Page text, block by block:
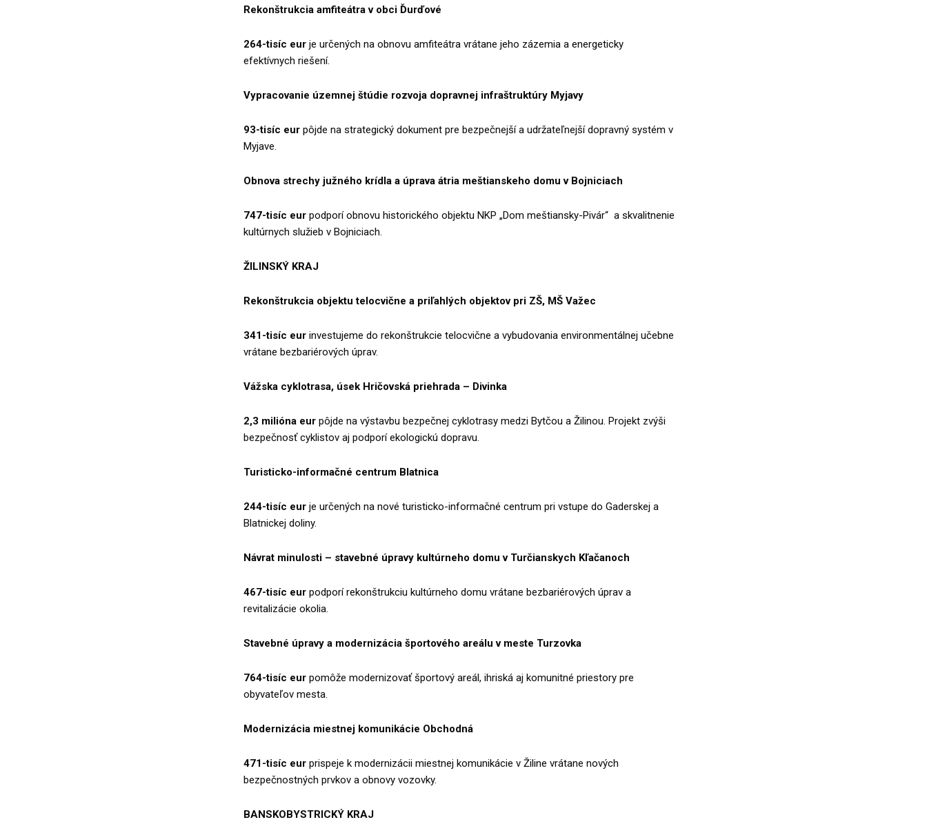
Rekonštrukcia amfiteátra v obci Ďurďové
264-tisíc eurje určených na obnovu amfiteátra vrátane jeho zázemia a energeticky
efektívnych riešení.
Vypracovanie územnej štúdie rozvoja dopravnej infraštruktúry Myjavy
93-tisíc eurpôjde na strategický dokument pre bezpečnejší a udržateľnejší dopravný systém v
Myjave.
Obnova strechy južného krídla a úprava átria meštianskeho domu v Bojniciach
747-tisíc eurpodporí obnovu historického objektu NKP „Dom meštiansky-Pivár“ a skvalitnenie
kultúrnych služieb v Bojniciach.
ŽILINSKÝ KRAJ
Rekonštrukcia objektu telocvične a priľahlých objektov pri ZŠ, MŠ Važec
341-tisíc eurinvestujeme do rekonštrukcie telocvične a vybudovania environmentálnej učebne
vrátane bezbariérových úprav.
Vážska cyklotrasa, úsek Hričovská priehrada – Divinka
2,3 milióna eurpôjde na výstavbu bezpečnej cyklotrasy medzi Bytčou a Žilinou. Projekt zvýši
bezpečnosť cyklistov aj podporí ekologickú dopravu.
Turisticko-informačné centrum Blatnica
244-tisíc eurje určených na nové turisticko-informačné centrum pri vstupe do Gaderskej a
Blatnickej doliny.
Návrat minulosti – stavebné úpravy kultúrneho domu v Turčianskych Kľačanoch
467-tisíc eurpodporí rekonštrukciu kultúrneho domu vrátane bezbariérových úprav a
revitalizácie okolia.
Stavebné úpravy a modernizácia športového areálu v meste Turzovka
764-tisíc eurpomôže modernizovať športový areál, ihriská aj komunitné priestory pre
obyvateľov mesta.
Modernizácia miestnej komunikácie Obchodná
471-tisíc eurprispeje k modernizácii miestnej komunikácie v Žiline vrátane nových
bezpečnostných prvkov a obnovy vozovky.
BANSKOBYSTRICKÝ KRAJ